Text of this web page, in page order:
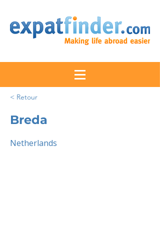
< Retour
Breda
Netherlands